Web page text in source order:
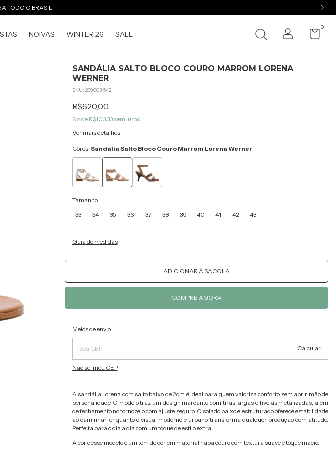
TODO O BRASIL
NOIVAS WINTER 26 SALE
0
SANDÁLIA SALTO BLOCO COURO MARROM LORENA
WERNER
SKU: 239003_542
R$620,00
6x de R$103,33 sem juros
Ver mais detalhes
Cores: Sandália Salto Bloco Couro Marrom Lorena Werner
Tamanho:
33
34 35 36 37 38 39 40 41 42 43
Guia de medidas
Entregas para o CEP:
Meios de envio
Calcular
Não sei meu CEP
A sandália Lorena com salto baixo de 2cm é ideal para quem valoriza conforto sem abrir mão de
personalidade. O modelo traz um design marcante com tiras largas e fivelas metalizadas, além
de fechamento no tornozelo com ajuste seguro. O solado baixo e estruturado oferece estabilidade
ao caminhar, enquanto o visual moderno e urbano transforma qualquer produção com atitude.
Perfeita para o dia a dia com um toque de estilo extra.
A cor desse modelo é um tom de cor em material napa couro com textura suave e toque macio.